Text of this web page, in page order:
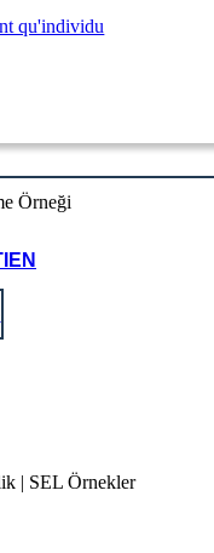
qu'individu
| SEL Örnekler